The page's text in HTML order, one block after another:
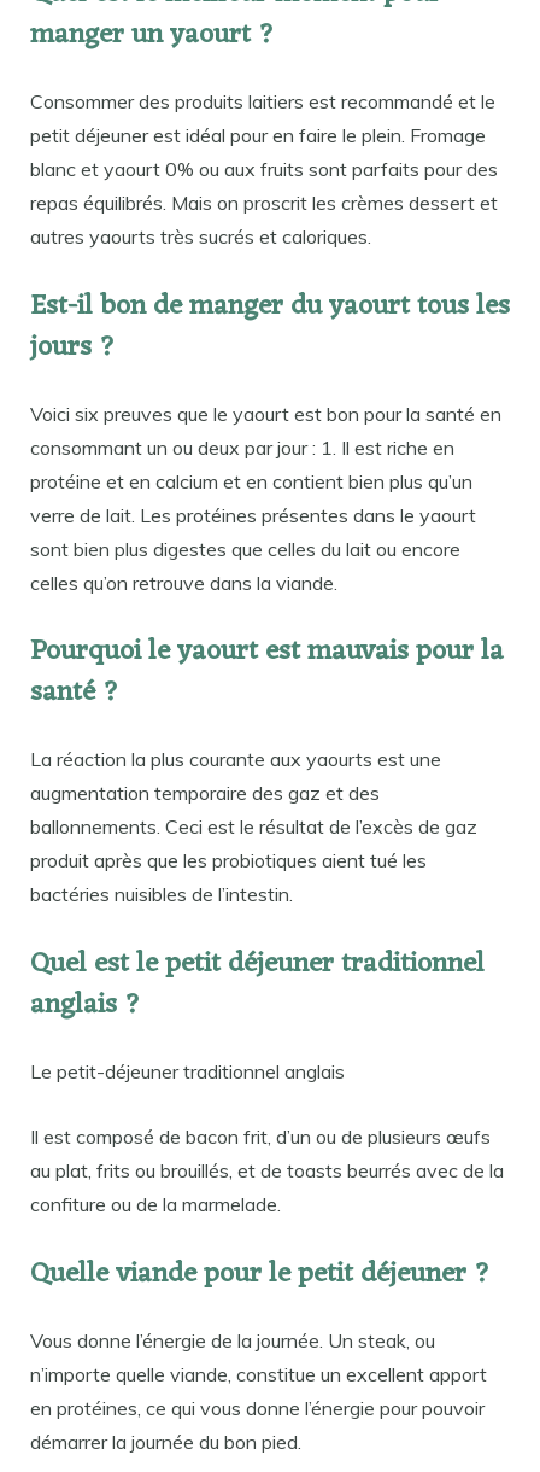
manger un yaourt ?
Consommer des produits laitiers est recommandé et le
petit déjeuner est idéal pour en faire le plein. Fromage
blanc et yaourt 0% ou aux fruits sont parfaits pour des
repas équilibrés. Mais on proscrit les crèmes dessert et
autres yaourts très sucrés et caloriques.
Est-il bon de manger du yaourt tous les
jours ?
Voici six preuves que le yaourt est bon pour la santé en
consommant un ou deux par jour : 1. Il est riche en
protéine et en calcium et en contient bien plus qu’un
verre de lait. Les protéines présentes dans le yaourt
sont bien plus digestes que celles du lait ou encore
celles qu’on retrouve dans la viande.
Pourquoi le yaourt est mauvais pour la
santé ?
La réaction la plus courante aux yaourts est une
augmentation temporaire des gaz et des
ballonnements. Ceci est le résultat de l’excès de gaz
produit après que les probiotiques aient tué les
bactéries nuisibles de l’intestin.
Quel est le petit déjeuner traditionnel
anglais ?
Le petit-déjeuner traditionnel anglais
Il est composé de bacon frit, d’un ou de plusieurs œufs
au plat, frits ou brouillés, et de toasts beurrés avec de la
confiture ou de la marmelade.
Quelle viande pour le petit déjeuner ?
Vous donne l’énergie de la journée. Un steak, ou
n’importe quelle viande, constitue un excellent apport
en protéines, ce qui vous donne l’énergie pour pouvoir
démarrer la journée du bon pied.